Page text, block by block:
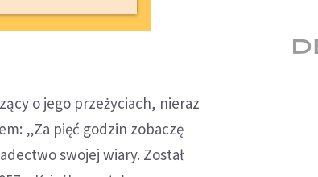
o jego przeżyciach, nieraz
„Za pięć godzin zobaczę
swojej wiary. Został